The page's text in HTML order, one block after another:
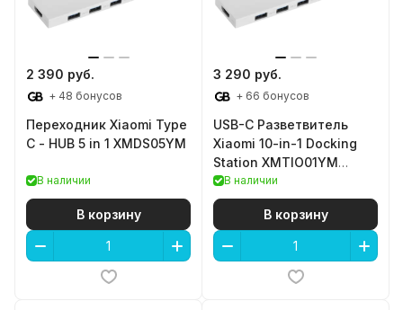
2 390 руб.
+ 48 бонусов
Переходник Xiaomi Type
C - HUB 5 in 1 XMDS05YM
В наличии
В корзину
3 290 руб.
+ 66 бонусов
USB-C Разветвитель
Xiaomi 10-in-1 Docking
Station XMTIO01YM
(белый)
В наличии
В корзину